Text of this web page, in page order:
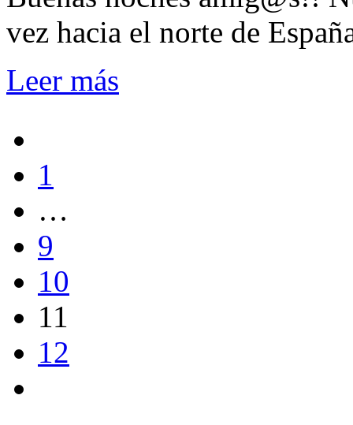
vez hacia el norte de
Leer más
1
…
9
10
11
12